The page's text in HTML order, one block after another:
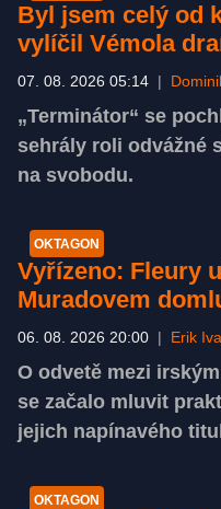
Byl jsem celý od
vylíčil Vémola
07. 08. 2026 05:14
„Terminátor“ se
sehrály roli odvážné
na svobodu.
OKTAGON
Vyřízeno: Fleury
Muradovem
06. 08. 2026 20:00 Erik
O odvetě mezi
se začalo mluvit
jejich napínavého
OKTAGON